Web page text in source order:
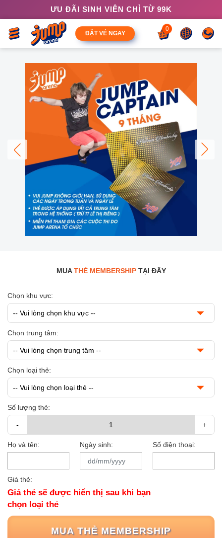
ƯU ĐÃI SINH VIÊN CHỈ TỪ 99K
ĐẶT VÉ NGAY
0
MUATHẺ MEMBERSHIPTẠI ĐÂY
Chọn khu vực:
Chọn trung tâm:
Chọn loại thẻ:
Số lượng thẻ:
- +
Họ và tên: Ngày sinh: Số điện thoại:
Giá thẻ:
Giá thẻ sẽ được hiển thị sau khi bạn
chọn loại thẻ
MUA THẺ MEMBERSHIP